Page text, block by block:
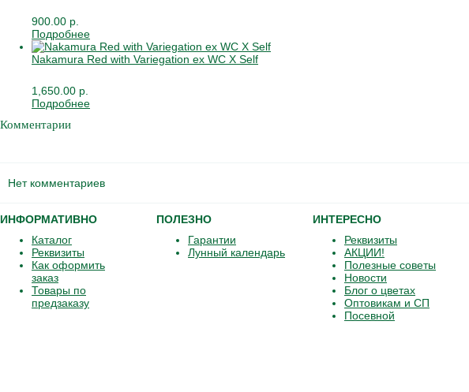
900.00 р.
Подробнее
Nakamura Red with Variegation ex WC X Self
1,650.00 р.
Подробнее
Комментарии
Нет комментариев
ИНФОРМАТИВНО
Каталог
Реквизиты
Как оформить
заказ
Товары по
предзаказу
ПОЛЕЗНО
Гарантии
Лунный календарь
ИНТЕРЕСНО
Реквизиты
АКЦИИ!
Полезные советы
Новости
Блог о цветах
Оптовикам и СП
Посевной